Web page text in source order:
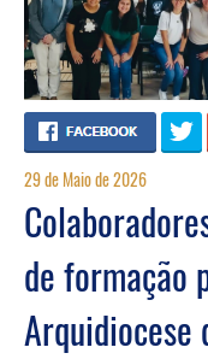
29 de Maio de 2026
de formação
Arquidiocese